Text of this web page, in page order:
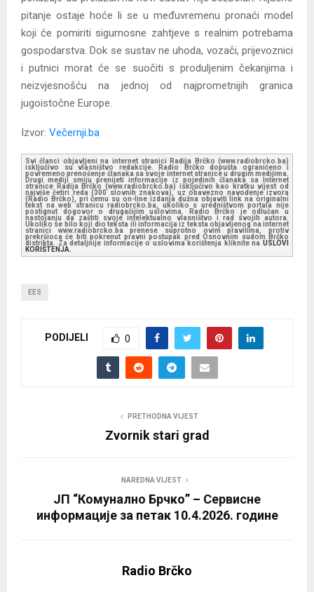
pitanje ostaje hoće li se u međuvremenu pronaći model
koji će pomiriti sigurnosne zahtjeve s realnim potrebama
gospodarstva. Dok se sustav ne uhoda, vozači, prijevoznici
i putnici morat će se suočiti s produljenim čekanjima i
neizvjesnošću na jednoj od najprometnijih granica
jugoistočne Europe.
Izvor: Večernji.ba
Svi članci objavljeni na internet stranici Radija Brčko (www.radiobrcko.ba)
isključivo su vlasništvo redakcije. Radio Brčko dopušta ograničeno i
povremeno prenošenje članaka sa svoje internet stranice u drugim medijima.
Drugi mediji smiju prenijeti informacije iz pojedinih članaka sa Internet
stranice Radija Brčko (www.radiobrcko.ba) isključivo kao kratku vijest od
najviše četiri reda (300 slovnih znakova), uz obavezno navođenje izvora
(Radio Brčko), pri čemu su on-line izdanja dužna objaviti link na originalni
tekst na web stranicu radiobrcko.ba, ukoliko s uredništvom portala nije
postignut dogovor o drugačijim uslovima. Radio Brčko je odlučan u
nastojanju da zaštiti svoje intelektualno vlasništvo i rad svojih autora.
Ukoliko se bilo koji dio teksta ili informacija iz teksta objavljenog na internet
stranici www.radiobrcko.ba prenese suprotno ovim pravilima, protiv
prekršioca će biti pokrenut pravni postupak pred Osnovnim sudom Brčko
distrikta. Za detaljnije informacije o uslovima korištenja kliknite na USLOVI
KORIŠTENJA.
EES
PODIJELI 0
PRETHODNA VIJEST
Zvornik stari grad
NAREDNA VIJEST
ЈП “Комунално Брчко” – Сервисне
информације за петак 10.4.2026. године
Radio Brčko